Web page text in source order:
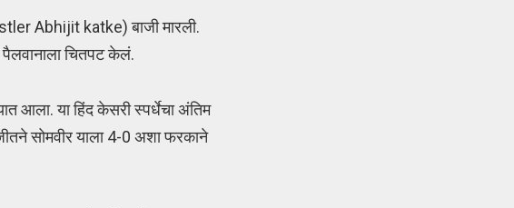
Abhijit katke) बाजी मारली.
पैलवानाला चितपट केलं.
आला. या हिंद केसरी स्पर्धेचा अंतिम
सोमवीर याला 4-0 अशा फरकाने